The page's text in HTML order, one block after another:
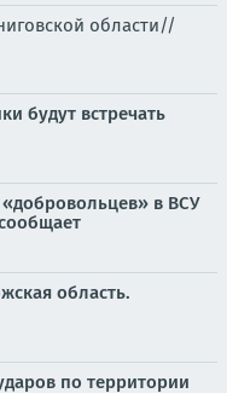
области//
будут встречать
в ВСУ
область.
по территории